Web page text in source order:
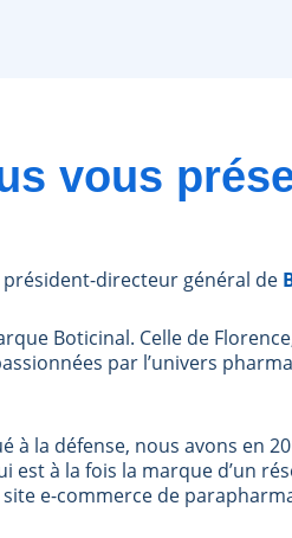
vous
président-directeur général de
Boticinal. Celle de
par l’univers
à la défense, nous avons en
à la fois la marque d’un
e-commerce de